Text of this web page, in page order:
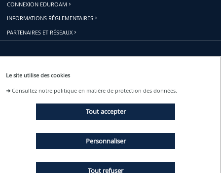
Le site utilise des cookies
➜Consultez notre politique en matière de protection des données.
Tout accepter
Tout refuser
Personnaliser
CONNEXION EDUROAM
INFORMATIONS RÉGLEMENTAIRES
PARTENAIRES ET RÉSEAUX
ACTUALITÉS